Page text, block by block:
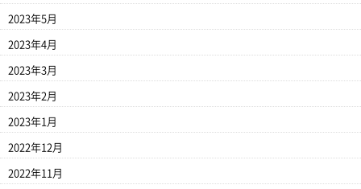
2023年5月
2023年4月
2023年3月
2023年2月
2023年1月
2022年12月
2022年11月